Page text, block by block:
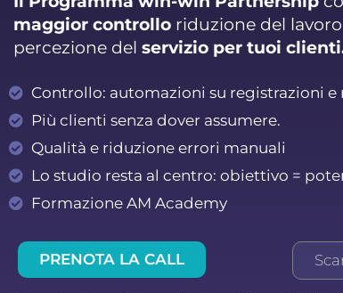
maggior controllo riduzione del
percezione del servizio per tuoi
Controllo: automazioni su registrazioni
Più clienti senza dover assumere.
Qualità e riduzione errori manuali
Lo studio resta al centro: obiettivo =
Formazione AM Academy
PRENOTA LA CALL